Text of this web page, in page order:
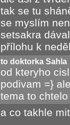
tak se tu
se myslím
setsakra
přílohu k
to doktorka Sahla
od kteryho
podivam =}
tema to chtelo
a co takhle